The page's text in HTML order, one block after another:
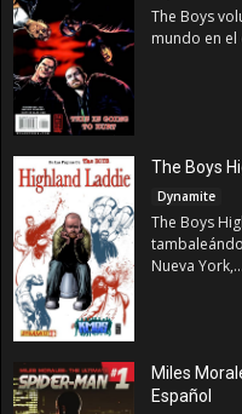
The Boys
mundo en el
The Boys
Dynamite
The Boys
Nueva York,...
Miles
Español